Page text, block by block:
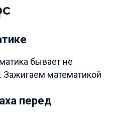
бывает не
Зажигаем математикой
перед